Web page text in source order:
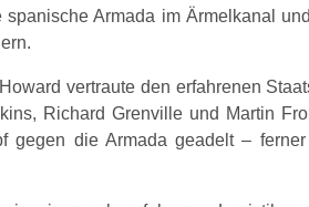
Armada im Ärmelkanal
vertraute den erfahrenen
Richard Grenville und Martin
gegen die Armada geadelt –